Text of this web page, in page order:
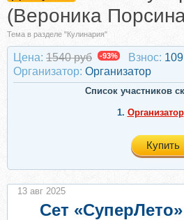
(Вероника
Тема в разделе "Кулинария"
Цена: 1540 руб -93% Взнос:
Организатор: Организатор
Список участников
1. Организатор
Купить
Сет
13 авг 2025